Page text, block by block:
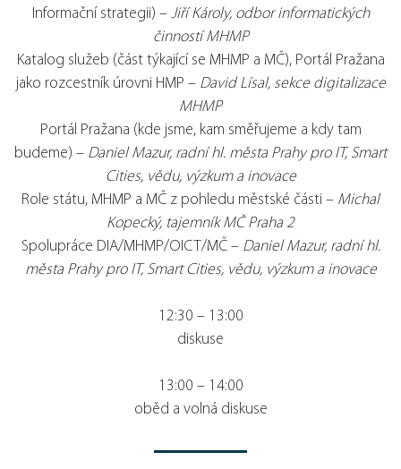
Informační strategii) – Jiří Károly, odbor informatických
činností MHMP
Katalog služeb (část týkající se MHMP a MČ), Portál Pražana
jako rozcestník úrovni HMP – David Lísal, sekce digitalizace
MHMP
Portál Pražana (kde jsme, kam směřujeme a kdy tam
budeme) – Daniel Mazur, radní hl. města Prahy pro IT, Smart
Cities, vědu, výzkum a inovace
Role státu, MHMP a MČ z pohledu městské části – Michal
Kopecký, tajemník MČ Praha 2
Spolupráce DIA/MHMP/OICT/MČ – Daniel Mazur, radní hl.
města Prahy pro IT, Smart Cities, vědu, výzkum a inovace
12:30 – 13:00
diskuse
13:00 – 14:00
oběd a volná diskuse